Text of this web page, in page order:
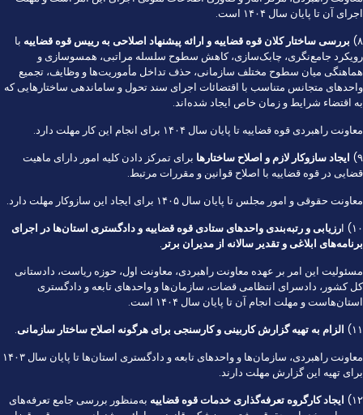
اجرای آن تا پایان سال ۱۴۰۴ است.
۸) بررسی ساختار کلان قوه قضاییه و ارائه پیشنهاد اصلاحی به رییس قوه قضاییه با
رویکرد جامع‌نگری، چابک‌سازی، کاهش سطوح سلسله مراتبی، همسوسازی و
هماهنگی میان سطوح مختلف سازمانی، حذف تداخل مأموریت‌ها و وظایف، تجمیع
واحد‌های متجانس متناسب با اقتضائات اجرای سند تحول و ساماندهی ساختار‌هایی که
به اقتضاء شرایط و زمان خاص ایجاد شده‌اند.
معاونت راهبردی قوه قضاییه تا پایان سال ۱۴۰۴ برای انجام این کار مهلت دارد.
۹) ایجاد سازوکار لازم و اصلاح ساختار‌ها برای تمرکز دادن کلیه امور دارای ماهیت
قضایی در قوه قضاییه با اصلاح قوانین و مقررات مرتبط.
معاونت حقوقی و امور مجلس تا پایان سال ۱۴۰۵ برای ایجاد این سازوکار مهلت دارد.
۱۰) ا
رزیابی و رتبه‌بندی واحد‌های ستادی قوه قضاییه و دادگستری استان‌ها در اجرای
برنامه‌های ابلاغی و تقدیر سالانه از مدیران برتر.
مسئولیت این امر بر عهده معاونت راهبردی، معاونت اول، حوزه ریاست، دادستانی
کل کشور، دادسرای انتظامی قضات، سازمان‌ها و واحد‌های تابعه و دادگستری
استان‌هاست و مهلت انجام آن تا پایان سال ۱۴۰۴ است.
۱۱)
الزام به تهیه گزارش کاربینی و کارسنجی برای هرگونه اصلاح ساختار سازمانی.
معاونت راهبردی، سازمان‌ها و واحد‌های تابعه و دادگستری استان‌ها تا پایان سال ۱۴۰۳
برای تهیه این گزارش مهلت دارند.
۱۲)
ایجاد کارگروه تعرفه‌گذاری خدمات قوه قضاییه به‌منظور بررسی جامع تعرفه‌های